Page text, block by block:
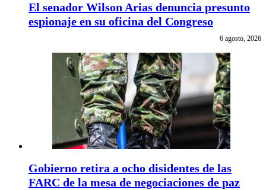
El senador Wilson Arias denuncia presunto
espionaje en su oficina del Congreso
6 agosto, 2026
Gobierno retira a ocho disidentes de las
FARC de la mesa de negociaciones de paz